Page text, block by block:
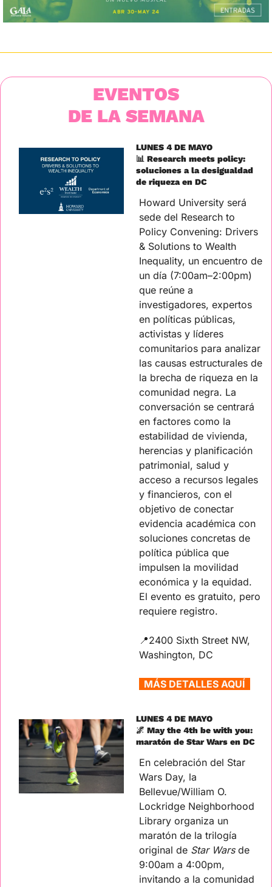
EVENTOS
DE LA SEMANA
LUNES 4 DE MAYO
📊 Research meets policy:
soluciones a la desigualdad
de riqueza en DC
Howard University será
sede del Research to
Policy Convening: Drivers
& Solutions to Wealth
Inequality, un encuentro de
un día (7:00am–2:00pm)
que reúne a
investigadores, expertos
en políticas públicas,
activistas y líderes
comunitarios para analizar
las causas estructurales de
la brecha de riqueza en la
comunidad negra. La
conversación se centrará
en factores como la
estabilidad de vivienda,
herencias y planificación
patrimonial, salud y
acceso a recursos legales
y financieros, con el
objetivo de conectar
evidencia académica con
soluciones concretas de
política pública que
impulsen la movilidad
económica y la equidad.
El evento es gratuito, pero
requiere registro.
📍2400 Sixth Street NW,
Washington, DC
  MÁS DETALLES AQUÍ
LUNES 4 DE MAYO
🌌 May the 4th be with you:
maratón de Star Wars en DC
En celebración del Star
Wars Day, la
Bellevue/William O.
Lockridge Neighborhood
Library organiza un
maratón de la trilogía
original de Star Wars de
9:00am a 4:00pm,
invitando a la comunidad